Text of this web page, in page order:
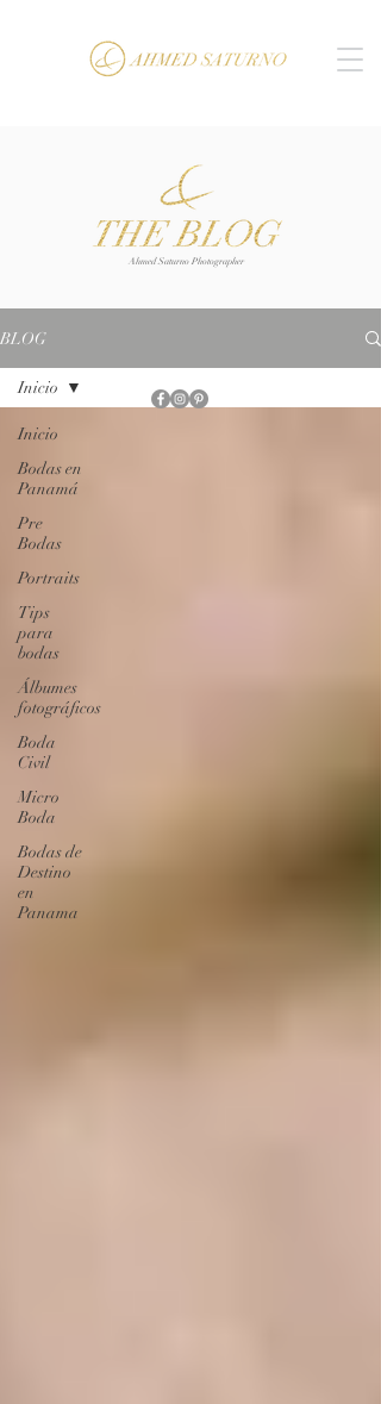
Ahmed Saturno Photographer
BLOG
Inicio
Bodas en
Panamá
Pre
Bodas
Portraits
Tips
para
bodas
Álbumes
fotográficos
Boda
Civil
Micro
Boda
Bodas de
Destino
en
Panama
Inicio